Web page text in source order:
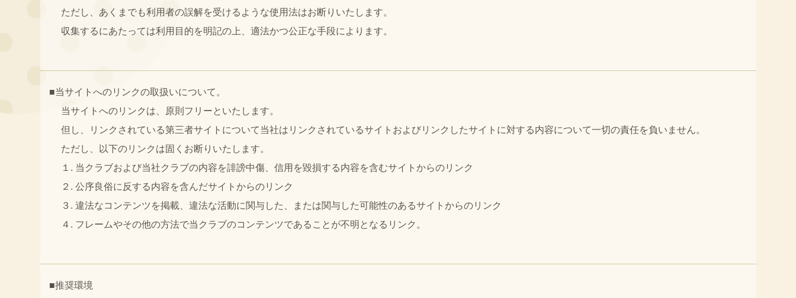
ただし、あくまでも利用者の誤解を受けるような使用法はお断りいたします。
収集するにあたっては利用目的を明記の上、適法かつ公正な手段によります。
■当サイトへのリンクの取扱いについて。
当サイトへのリンクは、原則フリーといたします。
但し、リンクされている第三者サイトについて当社はリンクされているサイトおよびリンクしたサイトに対する内容について一切の責任を負いません。
ただし、以下のリンクは固くお断りいたします。
１. 当クラブおよび当社クラブの内容を誹謗中傷、信用を毀損する内容を含むサイトからのリンク
２. 公序良俗に反する内容を含んだサイトからのリンク
３. 違法なコンテンツを掲載、違法な活動に関与した、または関与した可能性のあるサイトからのリンク
４. フレームやその他の方法で当クラブのコンテンツであることが不明となるリンク。
■推奨環境